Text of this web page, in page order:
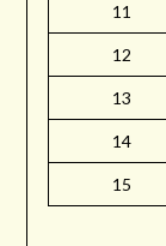
11
12
13
14
15